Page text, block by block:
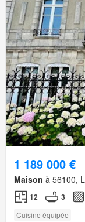
1 189 000 €
Maison à 56100,
12 3
Cuisine équipée